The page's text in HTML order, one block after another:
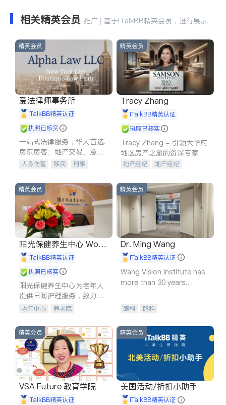
相关精英会员 推广 | 基于iTalkBB精英会员，进行展示
精英会员
爱法律师事务所
iTalkBB精英认证
执照已核实
一站式法律服务，华人首选.
房东房客、地产交易、意外
伤害、车祸重伤、商业诉
建筑合同、刑事案件全包办
人身伤害 移民
刑事
信托/遗嘱
商业
商标注册
律师-其它 保释
精英会员
Tracy Zhang
iTalkBB精英认证
执照已核实
Tracy Zhang - 引领大华府
地区房产之旅的资深专家
地产经纪
地产经纪
商铺租售
开发商建商
精英会员
阳光保健养生中心 World
shine
iTalkBB精英认证
执照已核实
阳光保健养生中心为老年人
提供日间护理服务，致力于
通过持续的护理创新来有效
老年中心 养老院
精英会员
Dr. Ming Wang
iTalkBB精英认证
Wang Vision Institute has
more than 30 years
眼科 眼科
精英会员
VSA Future 教育学院
iTalkBB精英认证
精英会员
美国活动/折扣小助手
iTalkBB精英认证